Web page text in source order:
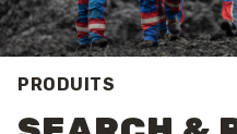
PRODUITS